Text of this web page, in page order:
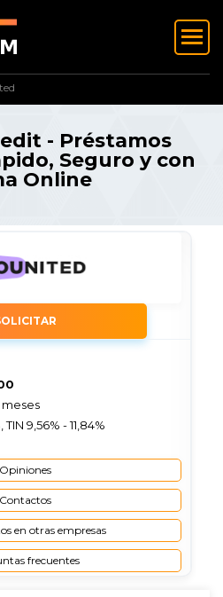
- Préstamos
Seguro y con
Online
TIN 9,56% - 11,84%
Opiniones
Contactos
en otras empresas
frecuentes